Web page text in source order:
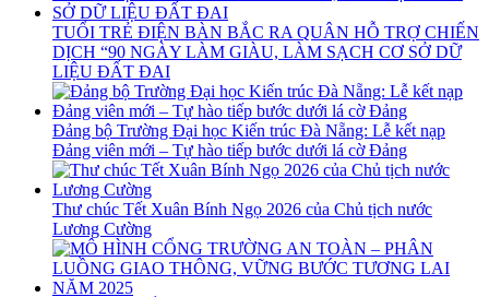
TUỔI TRẺ ĐIỆN BÀN BẮC RA QUÂN HỖ TRỢ CHIẾN
DỊCH “90 NGÀY LÀM GIÀU, LÀM SẠCH CƠ SỞ DỮ
LIỆU ĐẤT ĐAI
Đảng bộ Trường Đại học Kiến trúc Đà Nẵng: Lễ kết nạp
Đảng viên mới – Tự hào tiếp bước dưới lá cờ Đảng
Thư chúc Tết Xuân Bính Ngọ 2026 của Chủ tịch nước
Lương Cường